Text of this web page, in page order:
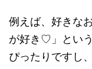
例えば、好きな
が好き♡」とい
ぴったりですし、